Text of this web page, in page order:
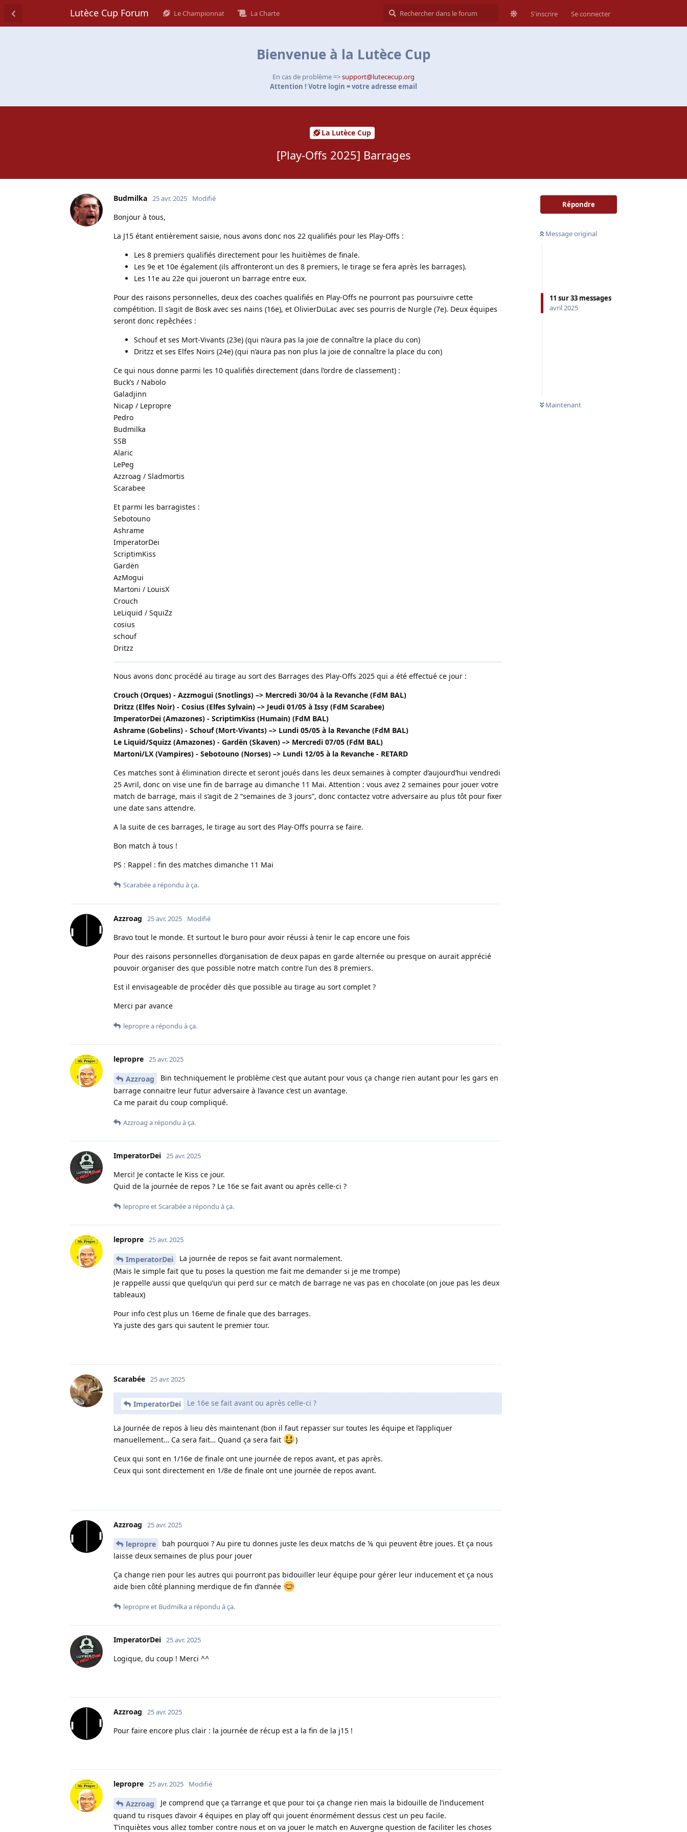
Lutèce Cup Forum Le Championnat La Charte S'inscrire Se connecter
Bienvenue à la Lutèce Cup
En cas de problème =>support@lutececup.org
Attention ! Votre login = votre adresse email
La Lutèce Cup
[Play-Offs 2025] Barrages
Répondre
Message original
11 sur33 messages
avril 2025
Maintenant
Budmilka 25 avr. 2025 Modifié
Bonjour à tous,
La J15 étant entièrement saisie, nous avons donc nos 22 qualifiés pour les Play-Offs :
Les 8 premiers qualifiés directement pour les huitièmes de finale.
Les 9e et 10e également (ils affronteront un des 8 premiers, le tirage se fera après les barrages).
Les 11e au 22e qui joueront un barrage entre eux.
Pour des raisons personnelles, deux des coaches qualifiés en Play-Offs ne pourront pas poursuivre cette
compétition. Il s’agit de Bosk avec ses nains (16e), et OlivierDuLac avec ses pourris de Nurgle (7e). Deux équipes
seront donc repêchées :
Schouf et ses Mort-Vivants (23e) (qui n’aura pas la joie de connaître la place du con)
Dritzz et ses Elfes Noirs (24e) (qui n’aura pas non plus la joie de connaître la place du con)
Ce qui nous donne parmi les 10 qualifiés directement (dans l’ordre de classement) :
Buck’s / Nabolo
Galadjinn
Nicap / Lepropre
Pedro
Budmilka
SSB
Alaric
LePeg
Azzroag / Sladmortis
Scarabee
Et parmi les barragistes :
Sebotouno
Ashrame
ImperatorDei
ScriptimKiss
Gardën
AzMogui
Martoni / LouisX
Crouch
LeLiquid / SquiZz
cosius
schouf
Dritzz
Nous avons donc procédé au tirage au sort des Barrages des Play-Offs 2025 qui a été effectué ce jour :
Crouch (Orques) - Azzmogui (Snotlings) –> Mercredi 30/04 à la Revanche (FdM BAL)
Dritzz (Elfes Noir) - Cosius (Elfes Sylvain) –> Jeudi 01/05 à Issy (FdM Scarabee)
ImperatorDei (Amazones) - ScriptimKiss (Humain) (FdM BAL)
Ashrame (Gobelins) - Schouf (Mort-Vivants) –> Lundi 05/05 à la Revanche (FdM BAL)
Le Liquid/Squizz (Amazones) - Gardën (Skaven) –> Mercredi 07/05 (FdM BAL)
Martoni/LX (Vampires) - Sebotouno (Norses) –> Lundi 12/05 à la Revanche - RETARD
Ces matches sont à élimination directe et seront joués dans les deux semaines à compter d’aujourd’hui vendredi
25 Avril, donc on vise une fin de barrage au dimanche 11 Mai. Attention : vous avez 2 semaines pour jouer votre
match de barrage, mais il s’agit de 2 “semaines de 3 jours”, donc contactez votre adversaire au plus tôt pour fixer
une date sans attendre.
A la suite de ces barrages, le tirage au sort des Play-Offs pourra se faire.
Bon match à tous !
PS : Rappel : fin des matches dimanche 11 Mai
Scarabéea répondu à ça.
Azzroag 25 avr. 2025 Modifié
Bravo tout le monde. Et surtout le buro pour avoir réussi à tenir le cap encore une fois
Pour des raisons personnelles d’organisation de deux papas en garde alternée ou presque on aurait apprécié
pouvoir organiser des que possible notre match contre l’un des 8 premiers.
Est il envisageable de procéder dès que possible au tirage au sort complet ?
Merci par avance
leproprea répondu à ça.
lepropre 25 avr. 2025
Azzroag
Bin techniquement le problème c’est que autant pour vous ça change rien autant pour les gars en
barrage connaitre leur futur adversaire à l’avance c’est un avantage.
Ca me parait du coup compliqué.
Azzroag a répondu à ça.
ImperatorDei 25 avr. 2025
Merci! Je contacte le Kiss ce jour.
Quid de la journée de repos ? Le 16e se fait avant ou après celle-ci ?
lepropreetScarabéea répondu à ça.
lepropre 25 avr. 2025
ImperatorDei
La journée de repos se fait avant normalement.
(Mais le simple fait que tu poses la question me fait me demander si je me trompe)
Je rappelle aussi que quelqu’un qui perd sur ce match de barrage ne vas pas en chocolate (on joue pas les deux
tableaux)
Pour info c’est plus un 16eme de finale que des barrages.
Y’a juste des gars qui sautent le premier tour.
Scarabée 25 avr. 2025
ImperatorDei Le 16e se fait avant ou après celle-ci ?
La Journée de repos à lieu dès maintenant (bon il faut repasser sur toutes les équipe et l’appliquer
manuellement… Ca sera fait… Quand ça sera fait
)
Ceux qui sont en 1/16e de finale ont une journée de repos avant, et pas après.
Ceux qui sont directement en 1/8e de finale ont une journée de repos avant.
Azzroag 25 avr. 2025
lepropre
bah pourquoi ? Au pire tu donnes juste les deux matchs de ⅛ qui peuvent être joues. Et ça nous
laisse deux semaines de plus pour jouer
Ça change rien pour les autres qui pourront pas bidouiller leur équipe pour gérer leur inducement et ça nous
aide bien côté planning merdique de fin d’année
lepropreet Budmilkaa répondu à ça.
ImperatorDei 25 avr. 2025
Logique, du coup ! Merci ^^
Azzroag 25 avr. 2025
Pour faire encore plus clair : la journée de récup est a la fin de la j15 !
lepropre 25 avr. 2025 Modifié
Azzroag
Je comprend que ça t’arrange et que pour toi ça change rien mais la bidouille de l’inducement
quand tu risques d’avoir 4 équipes en play off qui jouent énormément dessus c’est un peu facile.
T’inquiètes vous allez tomber contre nous et on va jouer le match en Auvergne question de faciliter les choses